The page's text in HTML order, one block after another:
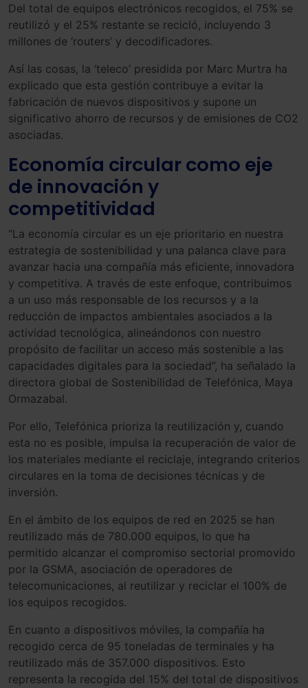
Del total de equipos electrónicos recogidos, el 75% se
reutilizó y el 25% restante se recicló, incluyendo 3
millones de ‘routers’ y decodificadores.
Así las cosas, la ‘teleco’ presidida por Marc Murtra ha
explicado que esta gestión contribuye a evitar la
fabricación de nuevos dispositivos y supone un
significativo ahorro de recursos y de emisiones de CO2
asociadas.
Economía circular como eje
de innovación y
competitividad
“La economía circular es un eje prioritario en nuestra
estrategia de sostenibilidad y una palanca clave para
avanzar hacia una compañía más eficiente, innovadora
y competitiva. A través de este enfoque, contribuimos
a un uso más responsable de los recursos y a la
reducción de impactos ambientales asociados a la
actividad tecnológica, alineándonos con nuestro
propósito de facilitar un acceso más sostenible a las
capacidades digitales para la sociedad”, ha señalado la
directora global de Sostenibilidad de Telefónica, Maya
Ormazabal.
Por ello, Telefónica prioriza la reutilización y, cuando
esta no es posible, impulsa la recuperación de valor de
los materiales mediante el reciclaje, integrando criterios
circulares en la toma de decisiones técnicas y de
inversión.
En el ámbito de los equipos de red en 2025 se han
reutilizado más de 780.000 equipos, lo que ha
permitido alcanzar el compromiso sectorial promovido
por la GSMA, asociación de operadores de
telecomunicaciones, al reutilizar y reciclar el 100% de
los equipos recogidos.
En cuanto a dispositivos móviles, la compañía ha
recogido cerca de 95 toneladas de terminales y ha
reutilizado más de 357.000 dispositivos. Esto
representa la recogida del 15% del total de dispositivos